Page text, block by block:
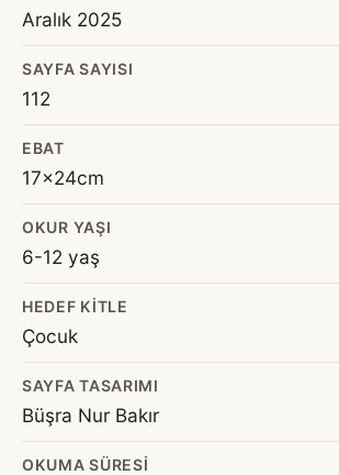
Aralık 2025
SAYFA SAYISI
112
EBAT
17x24cm
OKUR YAŞI
6-12 yaş
HEDEF KITLE
Çocuk
SAYFA TASARIMI
Büşra Nur Bakır
OKUMA SÜRESI